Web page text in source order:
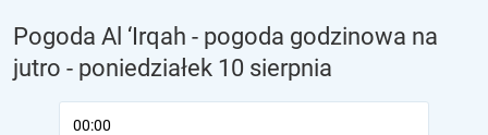
Pogoda Al ‘Irqah - pogoda godzinowa na
jutro - poniedziałek 10 sierpnia
00:00